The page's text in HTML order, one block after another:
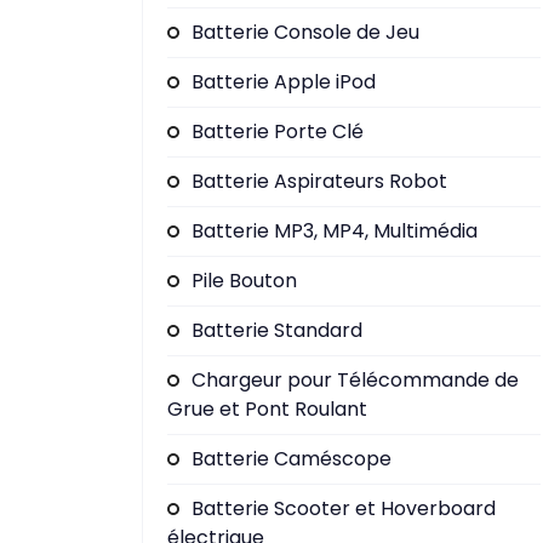
Batterie Console de Jeu
Batterie Apple iPod
Batterie Porte Clé
Batterie Aspirateurs Robot
Batterie MP3, MP4, Multimédia
Pile Bouton
Batterie Standard
Chargeur pour Télécommande de
Grue et Pont Roulant
Batterie Caméscope
Batterie Scooter et Hoverboard